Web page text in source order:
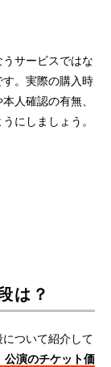
サービスではな
。実際の購入時
人確認の有無、
にしましょう。
は？
ついて紹介して
公演のチケット価